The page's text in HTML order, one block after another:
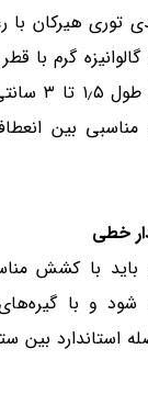
توری هیرکان با
میلی‌متر و
بین
خطی
باید با کشش
و با